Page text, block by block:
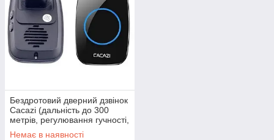
Бездротовий дверний дзвінок
Cacazi (дальність до 300
метрів, регулювання гучності,
38 мелодій)
Немає в наявності